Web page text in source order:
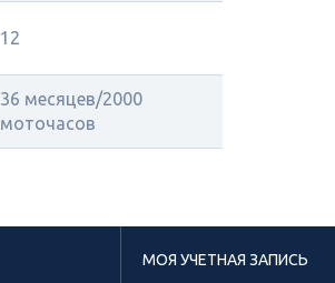
12
36 месяцев/2000
моточасов
МОЯ УЧЕТНАЯ ЗАПИСЬ